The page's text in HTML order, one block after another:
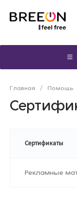
Главная / Помощь
Сертификаты
Рекламные